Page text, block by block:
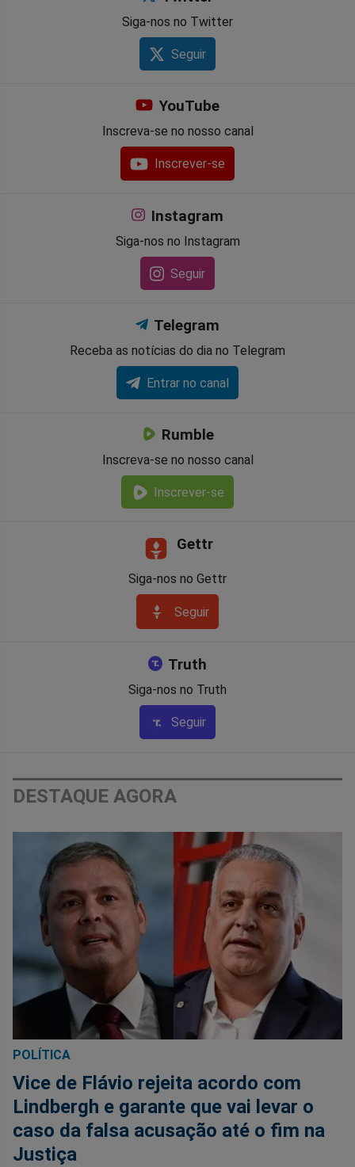
Siga-nos no Twitter
Seguir
YouTube
Inscreva-se no nosso canal
Inscrever-se
Instagram
Siga-nos no Instagram
Seguir
Telegram
Receba as notícias do dia no Telegram
Entrar no canal
Rumble
Inscreva-se no nosso canal
Inscrever-se
Gettr
Siga-nos no Gettr
Seguir
Truth
Siga-nos no Truth
Seguir
DESTAQUE AGORA
POLÍTICA
Vice de Flávio rejeita acordo com
Lindbergh e garante que vai levar o
caso da falsa acusação até o fim na
Justiça